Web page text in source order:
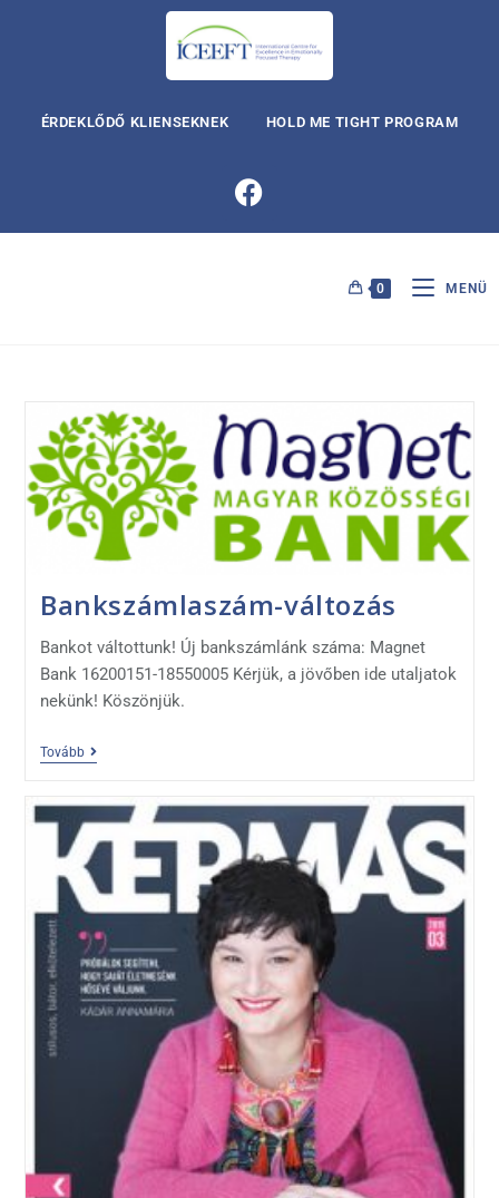
ÉRDEKLŐDŐ KLIENSEKNEK HOLD ME TIGHT PROGRAM
0 MENÜ
Bankszámlaszám-változás
Bankot váltottunk! Új bankszámlánk száma: Magnet
Bank 16200151-18550005 Kérjük, a jövőben ide utaljatok
nekünk! Köszönjük.
Tovább